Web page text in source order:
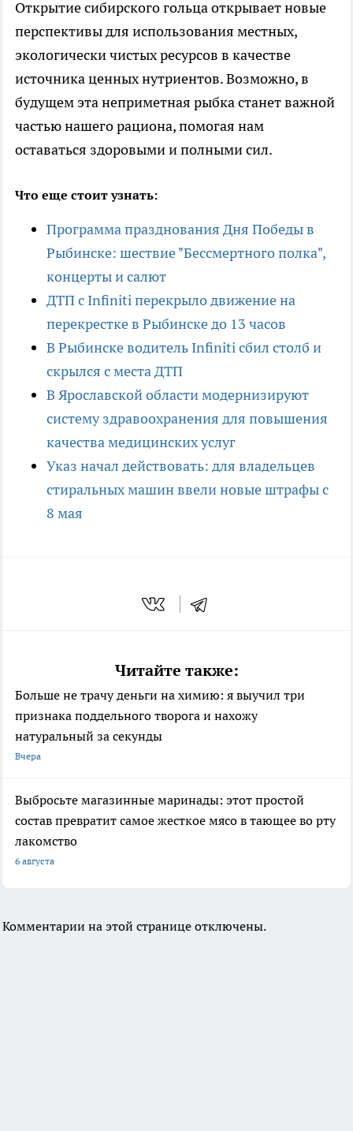
Открытие сибирского гольца открывает новые
перспективы для использования местных,
экологически чистых ресурсов в качестве
источника ценных нутриентов. Возможно, в
будущем эта неприметная рыбка станет важной
частью нашего рациона, помогая нам
оставаться здоровыми и полными сил.
Что еще стоит узнать:
Программа празднования Дня Победы в
Рыбинске: шествие "Бессмертного полка",
концерты и салют
ДТП с Infiniti перекрыло движение на
перекрестке в Рыбинске до 13 часов
В Рыбинске водитель Infiniti сбил столб и
скрылся с места ДТП
В Ярославской области модернизируют
систему здравоохранения для повышения
качества медицинских услуг
Указ начал действовать: для владельцев
стиральных машин ввели новые штрафы с
8 мая
Читайте также:
Больше не трачу деньги на химию: я выучил три
признака поддельного творога и нахожу
натуральный за секунды
Вчера
Выбросьте магазинные маринады: этот простой
состав превратит самое жесткое мясо в тающее во рту
лакомство
6 августа
Комментарии на этой странице отключены.